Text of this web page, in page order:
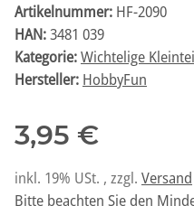
Artikelnummer: HF-2090
HAN:3481 039
Kategorie:Wichtelige
Hersteller: HobbyFun
3,95 €
inkl. 19% USt. , zzgl. Versand
Bitte beachten Sie den